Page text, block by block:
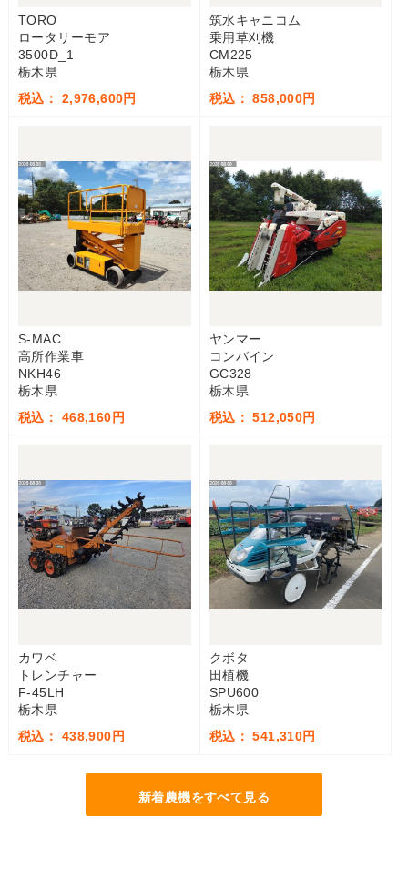
TORO
ロータリーモア
3500D_1
栃木県
税込： 2,976,600円
筑水キャニコム
乗用草刈機
CM225
栃木県
税込： 858,000円
S-MAC
高所作業車
NKH46
栃木県
税込： 468,160円
ヤンマー
コンバイン
GC328
栃木県
税込： 512,050円
カワベ
トレンチャー
F-45LH
栃木県
税込： 438,900円
クボタ
田植機
SPU600
栃木県
税込： 541,310円
新着農機をすべて見る